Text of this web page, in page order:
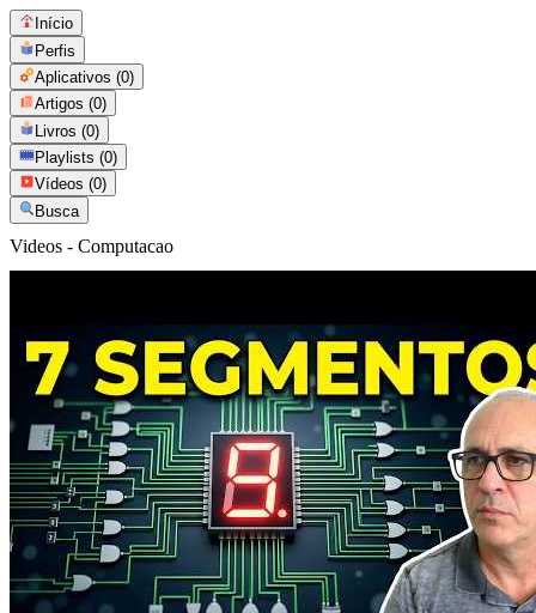
Início
Perfis
Aplicativos (0)
Artigos (0)
Livros (0)
Playlists (0)
Vídeos (0)
Busca
Videos - Computacao